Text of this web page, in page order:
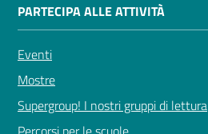
PARTECIPA ALLE ATTIVITÀ
Eventi
Mostre
Supergroup! I nostri gruppi di lettura